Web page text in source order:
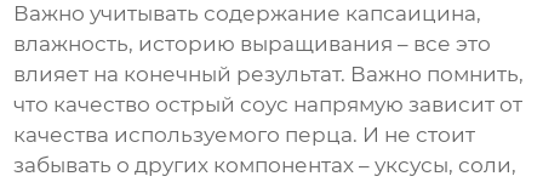
Важно учитывать содержание капсаицина,
влажность, историю выращивания – все это
влияет на конечный результат. Важно помнить,
что качество острый соус напрямую зависит от
качества используемого перца. И не стоит
забывать о других компонентах – уксусы, соли,